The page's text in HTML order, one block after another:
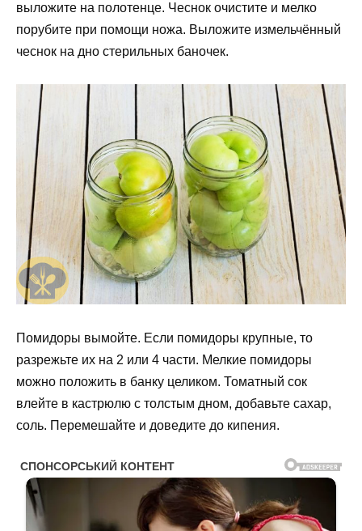
выложите на полотенце. Чеснок очистите и мелко
порубите при помощи ножа. Выложите измельчённый
чеснок на дно стерильных баночек.
Помидоры вымойте. Если помидоры крупные, то
разрежьте их на 2 или 4 части. Мелкие помидоры
можно положить в банку целиком. Томатный сок
влейте в кастрюлю с толстым дном, добавьте сахар,
соль. Перемешайте и доведите до кипения.